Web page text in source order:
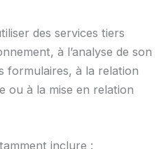
des services tiers
à l’analyse de son
formulaires, à la relation
ou à la mise en relation
inclure :